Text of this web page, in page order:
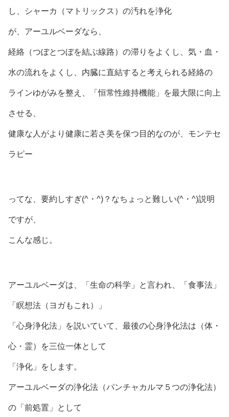
し、シャーカ（マトリックス）の汚れを浄化
が、アーユルベーダなら、
経絡（つぼとつぼを結ぶ線路）の滞りをよくし、気・血・
水の流れをよくし、内臓に直結すると考えられる経絡の
ラインゆがみを整え、「恒常性維持機能」を最大限に向上
させる、
健康な人がより健康に若さ美を保つ目的なのが、モンテセ
ラピー
ってな、要約しすぎ(^・^)？なちょっと難しい(^・^)説明
ですが、
こんな感じ。
アーユルベーダは、「生命の科学」と言われ、「食事法」
「瞑想法（ヨガもこれ）」
「心身浄化法」を説いていて、最後の心身浄化法は（体・
心・霊）を三位一体として
「浄化」をします。
アーユルベーダの浄化法（パンチャカルマ５つの浄化法）
の「前処置」として